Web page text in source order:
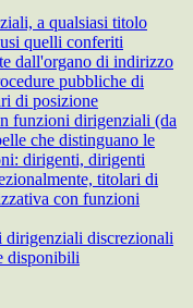
a qualsiasi titolo
quelli conferiti
dall'organo di indirizzo
pubbliche di
di posizione
funzioni dirigenziali (da
che distinguano le
dirigenti, dirigenti
titolari di
con funzioni
dirigenziali discrezionali
disponibili